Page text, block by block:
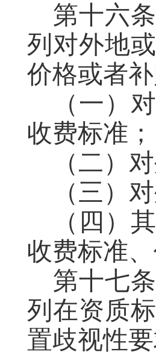
第十六条
列对外地
价格或者
（一）
收费标准；
（二）
（三）
（四）
收费标准
第十七条
列在资质
置歧视性